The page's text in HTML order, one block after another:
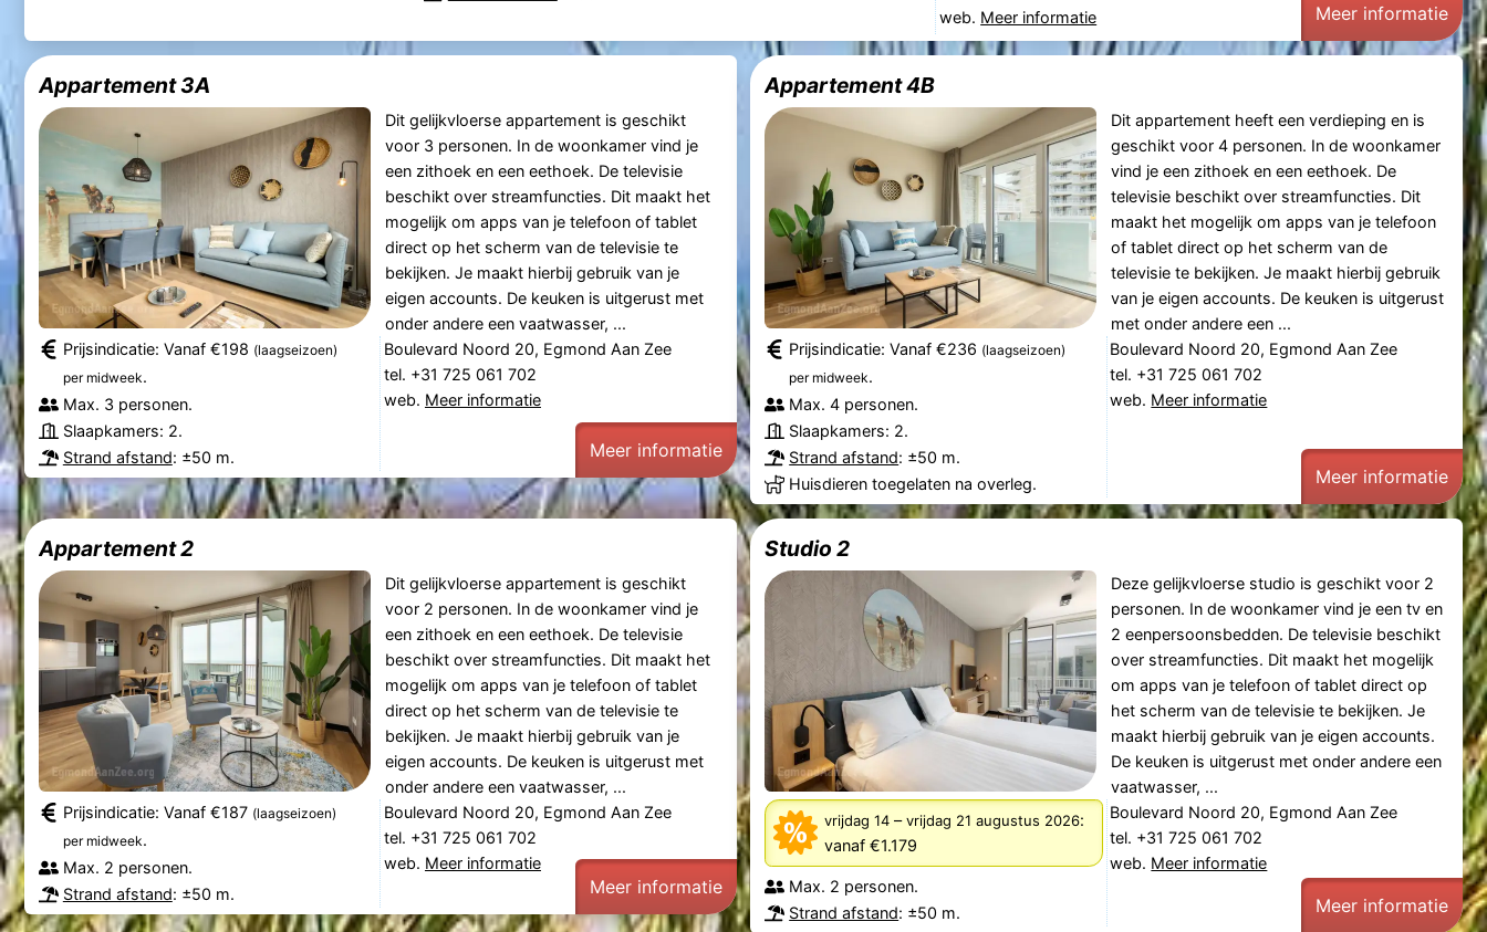
web. Meer informatie Meer informatie
Appartement 3A
Dit gelijkvloerse appartement is geschikt
voor 3 personen. In de woonkamer vind je
een zithoek en een eethoek. De televisie
beschikt over streamfuncties. Dit maakt het
mogelijk om apps van je telefoon of tablet
direct op het scherm van de televisie te
bekijken. Je maakt hierbij gebruik van je
eigen accounts. De keuken is uitgerust met
onder andere een vaatwasser, ...
Prijsindicatie: Vanaf €198 (laagseizoen)
per midweek.
Max. 3 personen.
Slaapkamers: 2.
Strand afstand: ±50 m.
Boulevard Noord 20, Egmond Aan Zee
tel. +31 725 061 702
web. Meer informatie
Meer informatie
Appartement 4B
Dit appartement heeft een verdieping en is
geschikt voor 4 personen. In de woonkamer
vind je een zithoek en een eethoek. De
televisie beschikt over streamfuncties. Dit
maakt het mogelijk om apps van je telefoon
of tablet direct op het scherm van de
televisie te bekijken. Je maakt hierbij gebruik
van je eigen accounts. De keuken is uitgerust
met onder andere een ...
Prijsindicatie: Vanaf €236 (laagseizoen)
per midweek.
Max. 4 personen.
Slaapkamers: 2.
Strand afstand: ±50 m.
Huisdieren toegelaten na overleg.
Boulevard Noord 20, Egmond Aan Zee
tel. +31 725 061 702
web. Meer informatie
Meer informatie
Appartement 2
Dit gelijkvloerse appartement is geschikt
voor 2 personen. In de woonkamer vind je
een zithoek en een eethoek. De televisie
beschikt over streamfuncties. Dit maakt het
mogelijk om apps van je telefoon of tablet
direct op het scherm van de televisie te
bekijken. Je maakt hierbij gebruik van je
eigen accounts. De keuken is uitgerust met
onder andere een vaatwasser, ...
Prijsindicatie: Vanaf €187 (laagseizoen)
per midweek.
Max. 2 personen.
Strand afstand: ±50 m.
Boulevard Noord 20, Egmond Aan Zee
tel. +31 725 061 702
web. Meer informatie
Meer informatie
Studio 2
Deze gelijkvloerse studio is geschikt voor 2
personen. In de woonkamer vind je een tv en
2 eenpersoonsbedden. De televisie beschikt
over streamfuncties. Dit maakt het mogelijk
om apps van je telefoon of tablet direct op
het scherm van de televisie te bekijken. Je
maakt hierbij gebruik van je eigen accounts.
De keuken is uitgerust met onder andere een
vaatwasser, ...
vrijdag 14–vrijdag 21 augustus 2026:
vanaf €1.179
Max. 2 personen.
Strand afstand: ±50 m.
Boulevard Noord 20, Egmond Aan Zee
tel. +31 725 061 702
web. Meer informatie
Meer informatie